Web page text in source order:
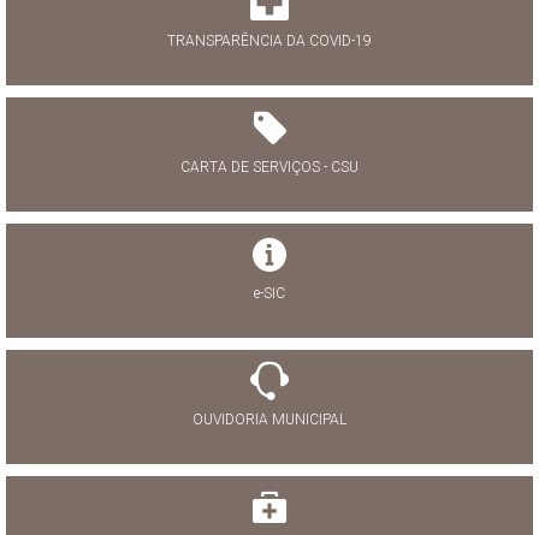
TRANSPARÊNCIA DA COVID-19
CARTA DE SERVIÇOS - CSU
e-SIC
OUVIDORIA MUNICIPAL